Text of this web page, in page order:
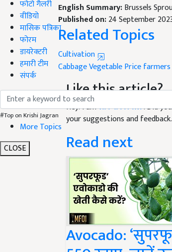
फोटो गैलरी
वीडियो
मासिक पत्रिका
फोरम
डायरेक्टरी
हमारी टीम
संपर्क
#Top on Krishi Jagran
More Topics
CLOSE
Published on:24 September
Related Topics
Cultivation
Cabbage Vegetable Price
Like this article?
Hey! I am
your suggestions and feedback.
Read next
Avocado:
550 रुपए, जानें